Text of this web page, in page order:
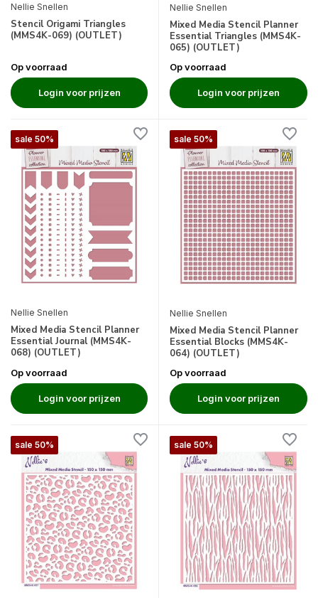
Nellie Snellen
Stencil Origami Triangles
(MMS4K-069) (OUTLET)
Op voorraad
Login voor prijzen
Nellie Snellen
Mixed Media Stencil Planner
Essential Triangles (MMS4K-
065) (OUTLET)
Op voorraad
Login voor prijzen
sale 50%
Nellie Snellen
Mixed Media Stencil Planner
Essential Journal (MMS4K-
068) (OUTLET)
Op voorraad
Login voor prijzen
sale 50%
Nellie Snellen
Mixed Media Stencil Planner
Essential Blocks (MMS4K-
064) (OUTLET)
Op voorraad
Login voor prijzen
sale 50% sale 50%